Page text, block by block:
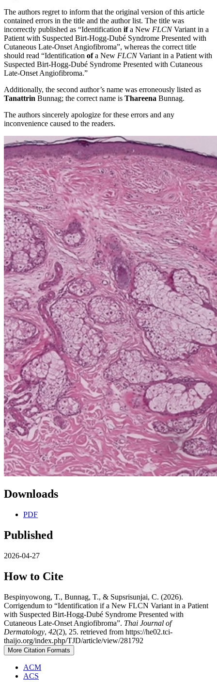
The authors regret to inform that the original version of this article
contained errors in the title and the author list. The title was
incorrectly published as “Identification ifa New FLCNVariant in a
Patient with Suspected Birt-Hogg-Dubé Syndrome Presented with
Cutaneous Late-Onset Angiofibroma”, whereas the correct title
should read “Identification ofa New FLCNVariant in a Patient with
Suspected Birt-Hogg-Dubé Syndrome Presented with Cutaneous
Late-Onset Angiofibroma.”
Additionally, the second author’s name was erroneously listed as
Tanattrin Bunnag; the correct name is Thareena Bunnag.
The authors sincerely apologize for these errors and any
inconvenience caused to the readers.
Downloads
PDF
Published
2026-04-27
How to Cite
Bespinyowong, T., Bunnag, T., & Supsrisunjai, C. (2026).
Corrigendum to “Identification if a New FLCN Variant in a Patient
with Suspected Birt-Hogg-Dubé Syndrome Presented with
Cutaneous Late-Onset Angiofibroma”. Thai Journal of
Dermatology, 42(2), 25. retrieved from https://he02.tci-
thaijo.org/index.php/TJD/article/view/281792
More Citation Formats
ACM
ACS